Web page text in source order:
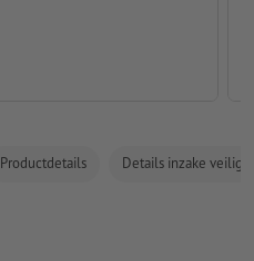
Productdetails Details inzake